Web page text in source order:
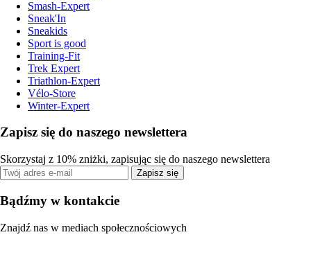
Smash-Expert
Sneak'In
Sneakids
Sport is good
Training-Fit
Trek Expert
Triathlon-Expert
Vélo-Store
Winter-Expert
Zapisz się do naszego newslettera
Skorzystaj z 10% zniżki, zapisując się do naszego newslettera
Zapisz się
Bądźmy w kontakcie
Znajdź nas w mediach społecznościowych